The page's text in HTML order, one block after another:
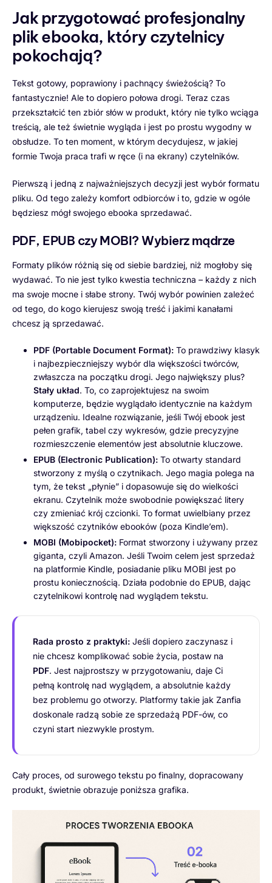
Jak przygotować profesjonalny
plik ebooka, który czytelnicy
pokochają?
Tekst gotowy, poprawiony i pachnący świeżością? To
fantastycznie! Ale to dopiero połowa drogi. Teraz czas
przekształcić ten zbiór słów w produkt, który nie tylko wciąga
treścią, ale też świetnie wygląda i jest po prostu wygodny w
obsłudze. To ten moment, w którym decydujesz, w jakiej
formie Twoja praca trafi w ręce (i na ekrany) czytelników.
Pierwszą i jedną z najważniejszych decyzji jest wybór formatu
pliku. Od tego zależy komfort odbiorców i to, gdzie w ogóle
będziesz mógł swojego ebooka sprzedawać.
PDF, EPUB czy MOBI? Wybierz mądrze
Formaty plików różnią się od siebie bardziej, niż mogłoby się
wydawać. To nie jest tylko kwestia techniczna – każdy z nich
ma swoje mocne i słabe strony. Twój wybór powinien zależeć
od tego, do kogo kierujesz swoją treść i jakimi kanałami
chcesz ją sprzedawać.
PDF (Portable Document Format): To prawdziwy klasyk
i najbezpieczniejszy wybór dla większości twórców,
zwłaszcza na początku drogi. Jego największy plus?
Stały układ. To, co zaprojektujesz na swoim
komputerze, będzie wyglądało identycznie na każdym
urządzeniu. Idealne rozwiązanie, jeśli Twój ebook jest
pełen grafik, tabel czy wykresów, gdzie precyzyjne
rozmieszczenie elementów jest absolutnie kluczowe.
EPUB (Electronic Publication): To otwarty standard
stworzony z myślą o czytnikach. Jego magia polega na
tym, że tekst „płynie” i dopasowuje się do wielkości
ekranu. Czytelnik może swobodnie powiększać litery
czy zmieniać krój czcionki. To format uwielbiany przez
większość czytników ebooków (poza Kindle’em).
MOBI (Mobipocket): Format stworzony i używany przez
giganta, czyli Amazon. Jeśli Twoim celem jest sprzedaż
na platformie Kindle, posiadanie pliku MOBI jest po
prostu koniecznością. Działa podobnie do EPUB, dając
czytelnikowi kontrolę nad wyglądem tekstu.
Rada prosto z praktyki: Jeśli dopiero zaczynasz i
nie chcesz komplikować sobie życia, postaw na
PDF. Jest najprostszy w przygotowaniu, daje Ci
pełną kontrolę nad wyglądem, a absolutnie każdy
bez problemu go otworzy. Platformy takie jak Zanfia
doskonale radzą sobie ze sprzedażą PDF-ów, co
czyni start niezwykle prostym.
Cały proces, od surowego tekstu po finalny, dopracowany
produkt, świetnie obrazuje poniższa grafika.